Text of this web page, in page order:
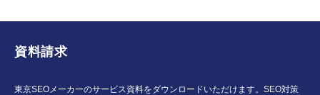
資料請求
東京SEOメーカーのサービス資料をダウンロードいただけます。SEO対策